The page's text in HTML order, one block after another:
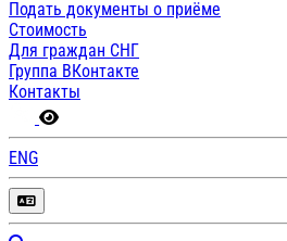
Подать документы о приёме
Стоимость
Для граждан СНГ
Группа ВКонтакте
Контакты
ENG